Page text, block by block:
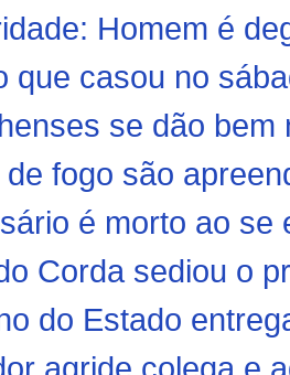
Homem é
que casou no
se dão
fogo são
é morto ao
Corda sediou o
do Estado